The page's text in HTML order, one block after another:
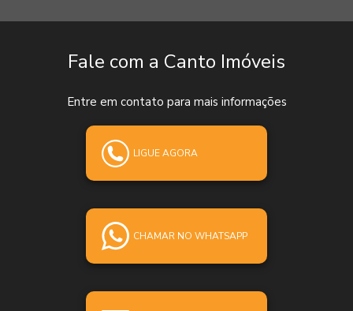
Fale com a Canto Imóveis
Entre em contato para mais informações
LIGUE AGORA
CHAMAR NO WHATSAPP